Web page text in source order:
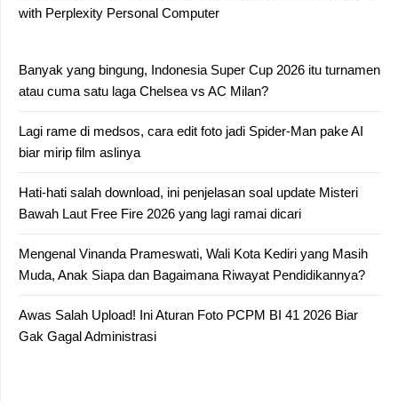
with Perplexity Personal Computer
Banyak yang bingung, Indonesia Super Cup 2026 itu turnamen
atau cuma satu laga Chelsea vs AC Milan?
Lagi rame di medsos, cara edit foto jadi Spider-Man pake AI
biar mirip film aslinya
Hati-hati salah download, ini penjelasan soal update Misteri
Bawah Laut Free Fire 2026 yang lagi ramai dicari
Mengenal Vinanda Prameswati, Wali Kota Kediri yang Masih
Muda, Anak Siapa dan Bagaimana Riwayat Pendidikannya?
Awas Salah Upload! Ini Aturan Foto PCPM BI 41 2026 Biar
Gak Gagal Administrasi